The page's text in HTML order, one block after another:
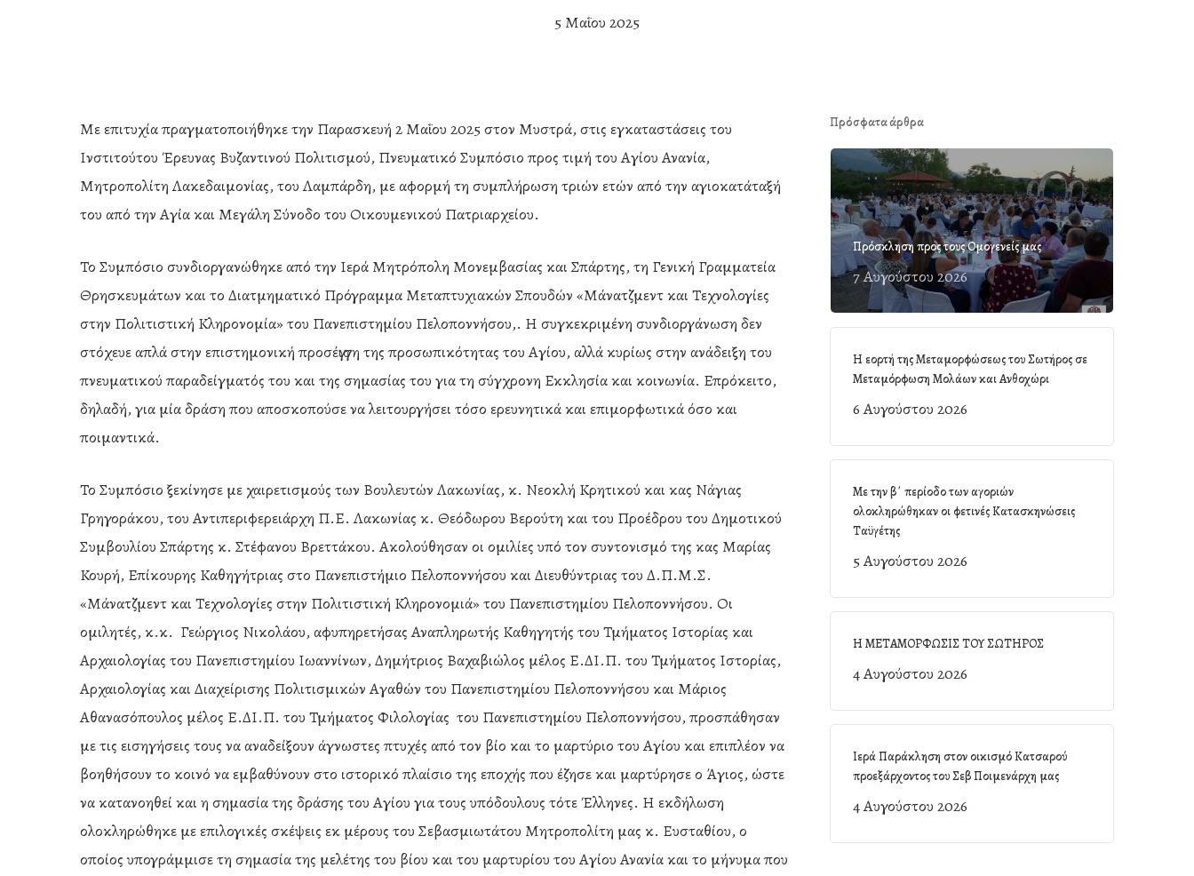
Hit enter to search or ESC to close
5 Μαΐου 2025
Με επιτυχία πραγματοποιήθηκε την Παρασκευή 2 Μαΐου 2025 στον Μυστρά, στις εγκαταστάσεις του
Ινστιτούτου Έρευνας Βυζαντινού Πολιτισμού, Πνευματικό Συμπόσιο προς τιμή του Αγίου Ανανία,
Μητροπολίτη Λακεδαιμονίας, του Λαμπάρδη, με αφορμή τη συμπλήρωση τριών ετών από την αγιοκατάταξή
του από την Αγία και Μεγάλη Σύνοδο του Οικουμενικού Πατριαρχείου.
Το Συμπόσιο συνδιοργανώθηκε από την Ιερά Μητρόπολη Μονεμβασίας και Σπάρτης, τη Γενική Γραμματεία
Θρησκευμάτων και το Διατμηματικό Πρόγραμμα Μεταπτυχιακών Σπουδών «Μάνατζμεντ και Τεχνολογίες
στην Πολιτιστική Κληρονομία» του Πανεπιστημίου Πελοποννήσου,. Η συγκεκριμένη συνδιοργάνωση δεν
στόχευε απλά στην επιστημονική προσέγγιση της προσωπικότητας του Αγίου, αλλά κυρίως στην ανάδειξη του
πνευματικού παραδείγματός του και της σημασίας του για τη σύγχρονη Εκκλησία και κοινωνία. Επρόκειτο,
δηλαδή, για μία δράση που αποσκοπούσε να λειτουργήσει τόσο ερευνητικά και επιμορφωτικά όσο και
ποιμαντικά.
Το Συμπόσιο ξεκίνησε με χαιρετισμούς των Βουλευτών Λακωνίας, κ. Νεοκλή Κρητικού και κας Νάγιας
Γρηγοράκου, του Αντιπεριφερειάρχη Π.Ε. Λακωνίας κ. Θεόδωρου Βερούτη και του Προέδρου του Δημοτικού
Συμβουλίου Σπάρτης κ. Στέφανου Βρεττάκου. Ακολούθησαν οι ομιλίες υπό τον συντονισμό της κας Μαρίας
Κουρή, Επίκουρης Καθηγήτριας στο Πανεπιστήμιο Πελοποννήσου και Διευθύντριας του Δ.Π.Μ.Σ.
«Μάνατζμεντ και Τεχνολογίες στην Πολιτιστική Κληρονομιά» του Πανεπιστημίου Πελοποννήσου. Οι
ομιλητές, κ.κ. Γεώργιος Νικολάου, αφυπηρετήσας Αναπληρωτής Καθηγητής του Τμήματος Ιστορίας και
Αρχαιολογίας του Πανεπιστημίου Ιωαννίνων, Δημήτριος Βαχαβιώλος μέλος Ε.ΔΙ.Π. του Τμήματος Ιστορίας,
Αρχαιολογίας και Διαχείρισης Πολιτισμικών Αγαθών του Πανεπιστημίου Πελοποννήσου και Μάριος
Αθανασόπουλος μέλος Ε.ΔΙ.Π. του Τμήματος Φιλολογίας του Πανεπιστημίου Πελοποννήσου, προσπάθησαν
με τις εισηγήσεις τους να αναδείξουν άγνωστες πτυχές από τον βίο και το μαρτύριο του Αγίου και επιπλέον να
βοηθήσουν το κοινό να εμβαθύνουν στο ιστορικό πλαίσιο της εποχής που έζησε και μαρτύρησε ο Άγιος, ώστε
να κατανοηθεί και η σημασία της δράσης του Αγίου για τους υπόδουλους τότε Έλληνες. Η εκδήλωση
ολοκληρώθηκε με επιλογικές σκέψεις εκ μέρους του Σεβασμιωτάτου Μητροπολίτη μας κ. Ευσταθίου, ο
οποίος υπογράμμισε τη σημασία της μελέτης του βίου και του μαρτυρίου του Αγίου Ανανία και το μήνυμα που
Πρόσφατα άρθρα
Πρόσκληση προς τους Ομογενείς μας
7 Αυγούστου 2026
Η εορτή της Μεταμορφώσεως του Σωτήρος σε
Μεταμόρφωση Μολάων και Ανθοχώρι
6 Αυγούστου 2026
Με την β΄ περίοδο των αγοριών
ολοκληρώθηκαν οι φετινές Κατασκηνώσεις
Ταϋγέτης
5 Αυγούστου 2026
Η ΜΕΤΑΜΟΡΦΩΣΙΣ ΤΟΥ ΣΩΤΗΡΟΣ
4 Αυγούστου 2026
Ιερά Παράκληση στον οικισμό Κατσαρού
προεξάρχοντος του Σεβ Ποιμενάρχη μας
4 Αυγούστου 2026